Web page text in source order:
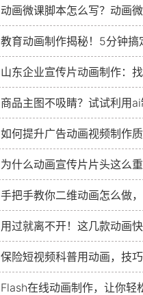
动画微课脚本怎么写？动画微
教育动画制作揭秘！5分钟搞定课堂
山东企业宣传片动画制作：
商品主图不吸睛？试试利用ai制作商品
如何提升广告动画视频制作质量？有哪
为什么动画宣传片片头这么
手把手教你二维动画怎么做，
用过就离不开！这几款动画快
保险短视频科普用动画，技巧简单
Flash在线动画制作，让你轻